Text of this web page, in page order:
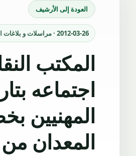
العودة إلى الأرشيف
2012-03-26 · مراسلات و بلاغات المكاتب الجهوية · الكاتب الجهوي
المكتب
المهنيين
المعدان